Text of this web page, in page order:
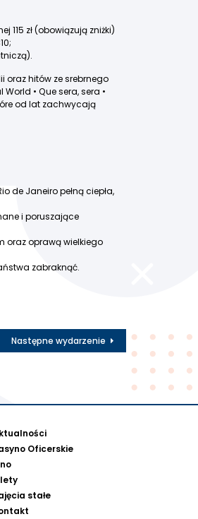
115 zł (obowiązują zniżki)
;
oraz hitów ze srebrnego
• Que sera, sera •
od lat zachwycają
de Janeiro pełną ciepła,
i poruszające
oraz oprawą wielkiego
zabraknąć.
Następne wydarzenie
Oficerskie
stałe